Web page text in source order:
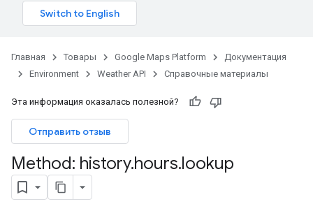
Главная Товары Google Maps Platform
Документация
Environment
Weather API Справочные материалы
Эта информация оказалась полезной?
Отправить отзыв
Method: history.hours.lookup